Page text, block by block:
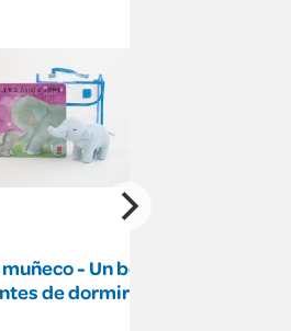
- Un beso
de dormir